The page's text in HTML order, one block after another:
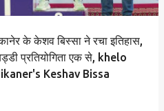
के केशव बिस्सा ने रचा इतिहास,
प्रतियोगिता एक से, khelo
Keshav Bissa